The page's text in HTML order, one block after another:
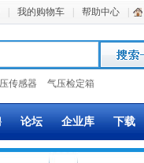
我的购物车 帮助中心
传感器 气压检定箱
论坛 企业库 下载